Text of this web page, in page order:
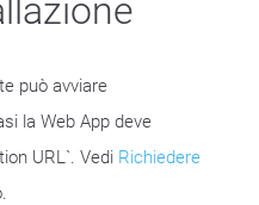
può avviare
la Web App deve
URL`. Vedi Richiedere